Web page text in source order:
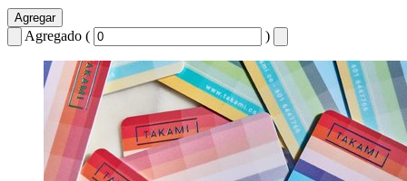
Agregar
Agregado ( )